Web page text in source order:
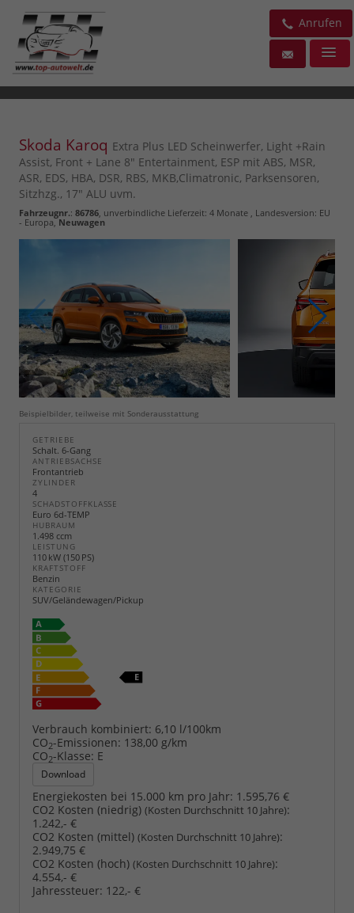
Anrufen
Skoda Karoq Extra Plus LED Scheinwerfer, Light +Rain
Assist, Front + Lane 8" Entertainment, ESP mit ABS, MSR,
ASR, EDS, HBA, DSR, RBS, MKB,Climatronic, Parksensoren,
Sitzhzg., 17" ALU uvm.
Fahrzeugnr.: 86786 , unverbindliche Lieferzeit: 4 Monate , Landesversion: EU
- Europa,Neuwagen
Beispielbilder, teilweise mit Sonderausstattung
GETRIEBE
Schalt. 6-Gang
ANTRIEBSACHSE
Frontantrieb
ZYLINDER
4
SCHADSTOFFKLASSE
Euro 6d-TEMP
HUBRAUM
1.498 ccm
LEISTUNG
110 kW (150 PS)
KRAFTSTOFF
Benzin
KATEGORIE
SUV/Geländewagen/Pickup
Verbrauch kombiniert: 6,10 l/100km
CO2-Emissionen: 138,00 g/km
CO2-Klasse: E
Download
Energiekosten bei 15.000 km pro Jahr: 1.595,76 €
CO2 Kosten (niedrig) (Kosten Durchschnitt 10 Jahre):
1.242,- €
CO2 Kosten (mittel) (Kosten Durchschnitt 10 Jahre):
2.949,75 €
CO2 Kosten (hoch) (Kosten Durchschnitt 10 Jahre):
4.554,- €
Jahressteuer: 122,- €